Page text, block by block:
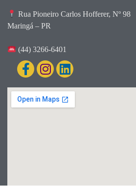
Rua Pioneiro Carlos Hofferer, Nº 98
Maringá – PR
(44) 3266-6401